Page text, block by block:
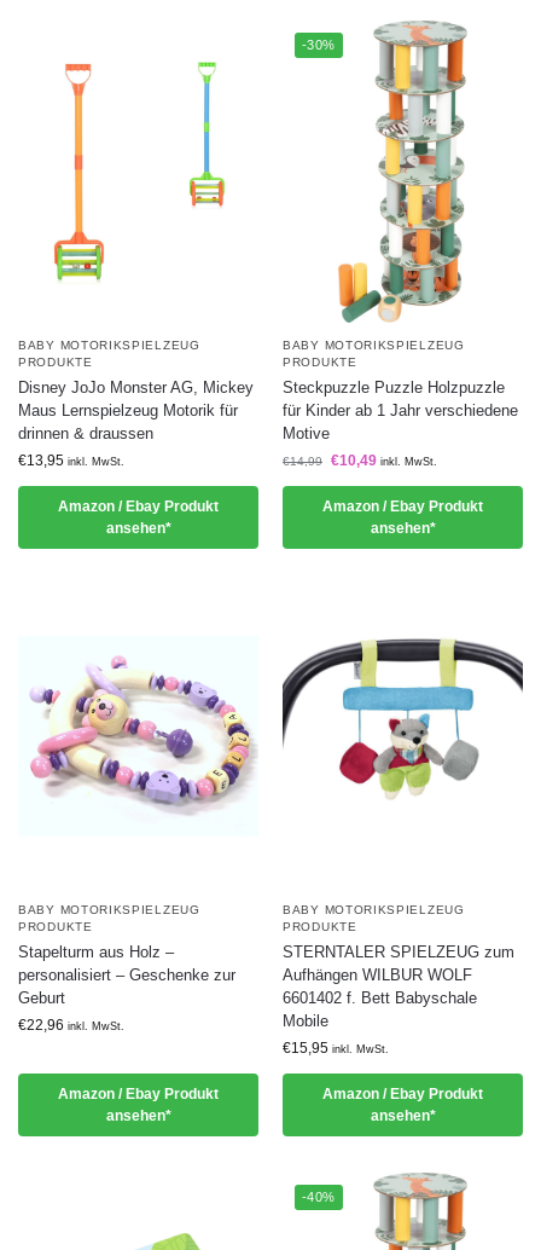
BABY MOTORIKSPIELZEUG
PRODUKTE
Disney JoJo Monster AG, Mickey
Maus Lernspielzeug Motorik für
drinnen & draussen
€13,95 inkl. MwSt.
Amazon / Ebay Produkt
ansehen*
-30%
BABY MOTORIKSPIELZEUG
PRODUKTE
Steckpuzzle Puzzle Holzpuzzle
für Kinder ab 1 Jahr verschiedene
Motive
€14,99 €10,49 inkl. MwSt.
Amazon / Ebay Produkt
ansehen*
BABY MOTORIKSPIELZEUG
PRODUKTE
Stapelturm aus Holz –
personalisiert – Geschenke zur
Geburt
€22,96 inkl. MwSt.
Amazon / Ebay Produkt
ansehen*
BABY MOTORIKSPIELZEUG
PRODUKTE
STERNTALER SPIELZEUG zum
Aufhängen WILBUR WOLF
6601402 f. Bett Babyschale
Mobile
€15,95 inkl. MwSt.
Amazon / Ebay Produkt
ansehen*
-40%